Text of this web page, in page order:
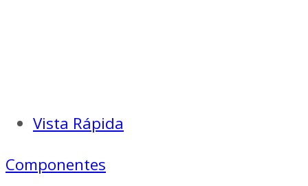
Vista Rápida
Componentes